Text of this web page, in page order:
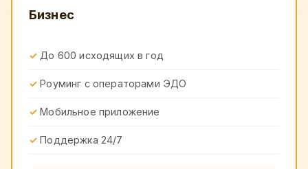
Бизнес
До 600 исходящих в год
Роуминг с операторами ЭДО
Мобильное приложение
Поддержка 24/7